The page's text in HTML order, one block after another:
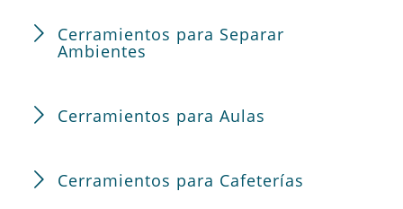
Cerramientos para Separar
Ambientes
Cerramientos para Aulas
Cerramientos para Cafeterías